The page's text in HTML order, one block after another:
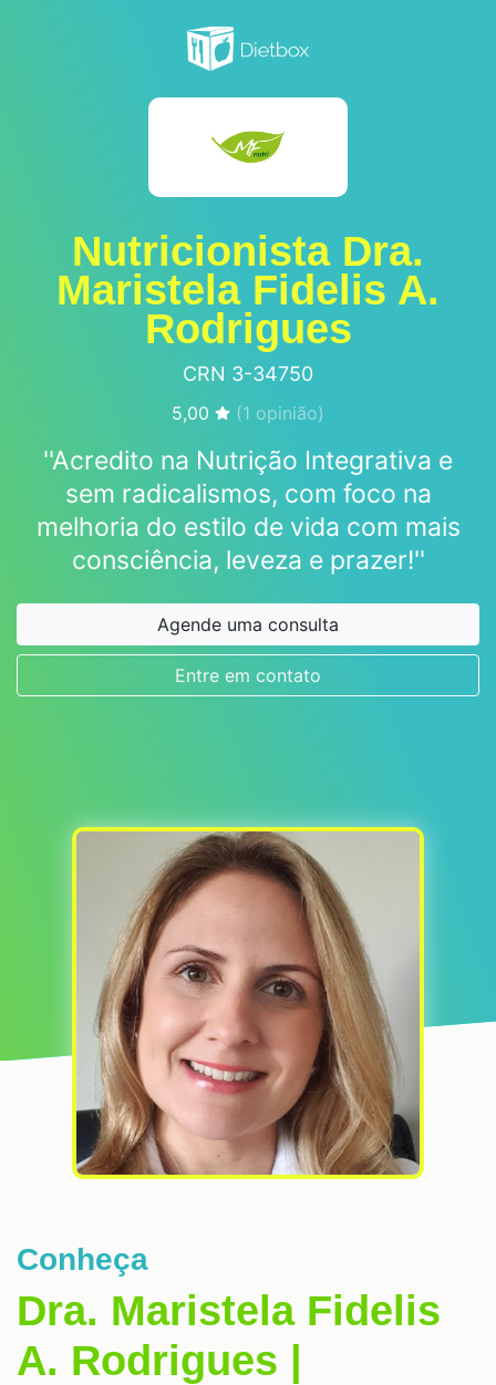
Nutricionista Dra.
Maristela Fidelis A.
Rodrigues
CRN 3-34750
5,00 (1 opinião)
''Acredito na Nutrição Integrativa e
sem radicalismos, com foco na
melhoria do estilo de vida com mais
consciência, leveza e prazer!''
Agende uma consulta
Entre em contato
Conheça
Dra. Maristela Fidelis
A. Rodrigues |